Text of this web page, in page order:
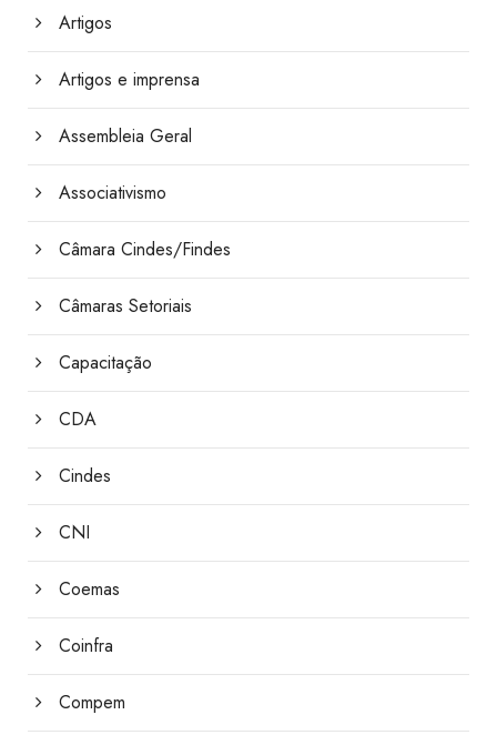
Artigos
Artigos e imprensa
Assembleia Geral
Associativismo
Câmara Cindes/Findes
Câmaras Setoriais
Capacitação
CDA
Cindes
CNI
Coemas
Coinfra
Compem